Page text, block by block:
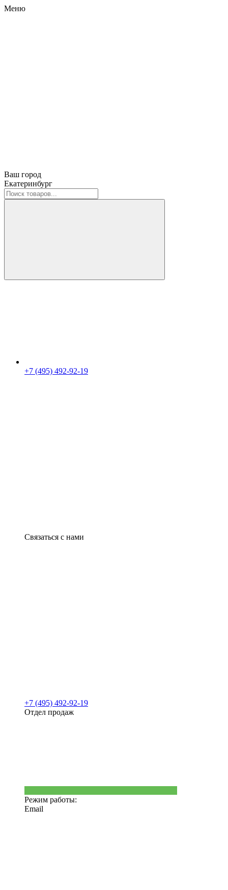
Меню
Ваш город
Екатеринбург
+7 (495) 492-92-19
Связаться с нами
+7 (495) 492-92-19
Отдел продаж
Режим работы:
Email